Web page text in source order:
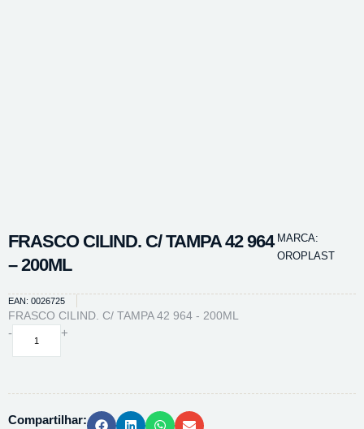
FRASCO CILIND. C/ TAMPA 42 964
– 200ML
MARCA:
OROPLAST
EAN: 0026725
FRASCO CILIND. C/ TAMPA 42 964 - 200ML
-
FRASCO
964
+
Compartilhar: